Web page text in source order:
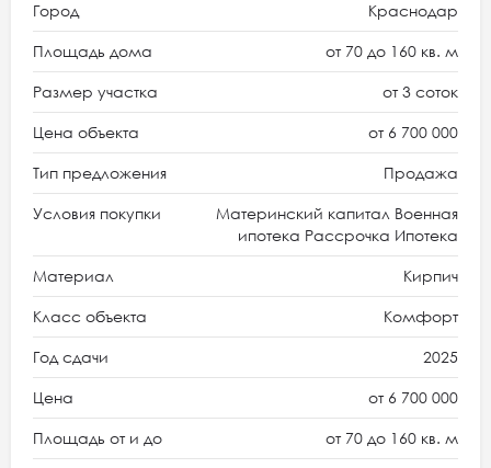
Город Краснодар
Площадь дома от 70 до 160 кв. м
Размер участка от 3 соток
Цена объекта от 6 700 000
Тип предложения Продажа
Условия покупки
Материнский капитал Военная
ипотека Рассрочка Ипотека
Материал Кирпич
Класс объекта Комфорт
Год сдачи 2025
Цена от 6 700 000
Площадь от и до от 70 до 160 кв. м